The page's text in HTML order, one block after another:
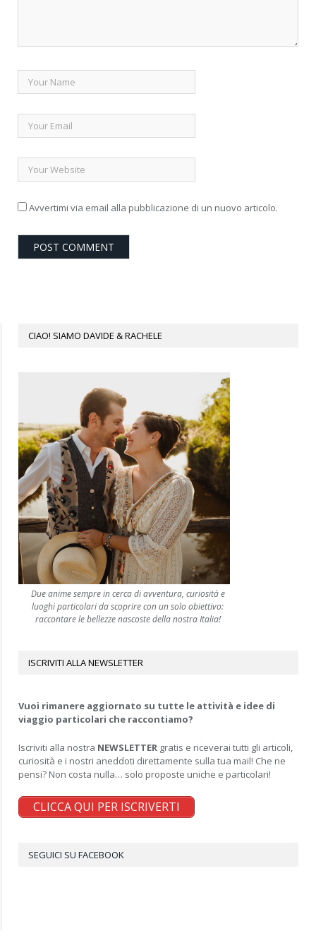
Avvertimi via email alla pubblicazione di un nuovo articolo.
CIAO! SIAMO DAVIDE & RACHELE
Due anime sempre in cerca di avventura, curiosità e
luoghi particolari da scoprire con un solo obiettivo:
raccontare le bellezze nascoste della nostra Italia!
ISCRIVITI ALLA NEWSLETTER
Vuoi rimanere aggiornato su tutte le attività e idee di
viaggio particolari che raccontiamo?
Iscriviti alla nostra NEWSLETTER gratis e riceverai tutti gli articoli,
curiosità e i nostri aneddoti direttamente sulla tua mail! Che ne
pensi? Non costa nulla… solo proposte uniche e particolari!
CLICCA QUI PER ISCRIVERTI
SEGUICI SU FACEBOOK